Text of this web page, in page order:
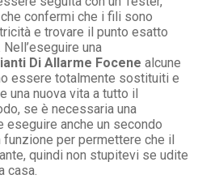
confermi che i fili sono
e trovare il punto esatto
una
Di Allarme Focene alcune
essere totalmente sostituiti e
una nuova vita a tutto il
se è necessaria una
anche un secondo
per permettere che il
quindi non stupitevi se udite
casa.